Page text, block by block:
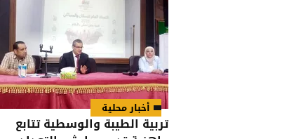
أخبار محلية
تربية الطيبة والوسطية تتابع